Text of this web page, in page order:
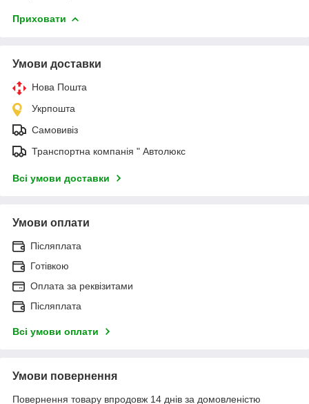
Приховати
Умови доставки
Нова Пошта
Укрпошта
Самовивіз
Транспортна компанія " Автолюкс
Всі умови доставки
Умови оплати
Післяплата
Готівкою
Оплата за реквізитами
Післяплата
Всі умови оплати
Умови повернення
Повернення товару впродовж 14 днів за домовленістю